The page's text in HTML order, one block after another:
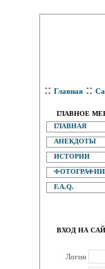
:: Главная ::
ГЛАВНОЕ
ГЛАВНАЯ
АНЕКДОТЫ
ИСТОРИИ
ФОТОГРАФИИ
F.A.Q.
ВХОД НА
Логин